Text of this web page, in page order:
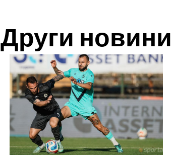
Други новини